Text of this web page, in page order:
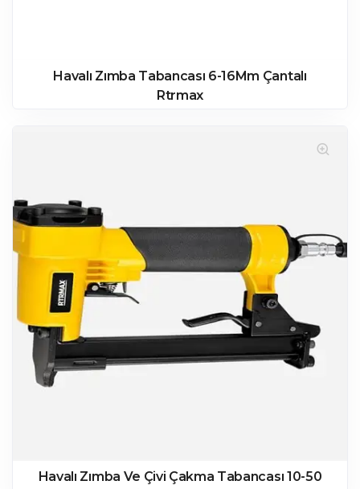
Havalı Zımba Tabancası 6-16Mm Çantalı
Rtrmax
Havalı Zımba Ve Çivi Çakma Tabancası 10-50